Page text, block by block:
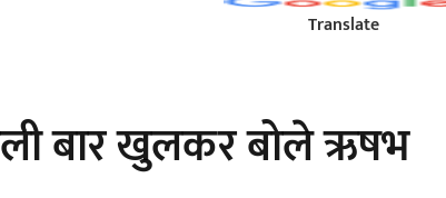
Translate
बार खुलकर बोले ऋषभ